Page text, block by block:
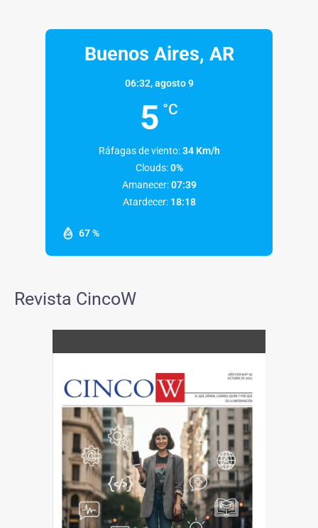
Buenos Aires, AR
06:32,agosto 9
5 °C
67 %
Ráfagas de viento: 34 Km/h
Clouds: 0%
Amanecer: 07:39
Atardecer: 18:18
Revista CincoW